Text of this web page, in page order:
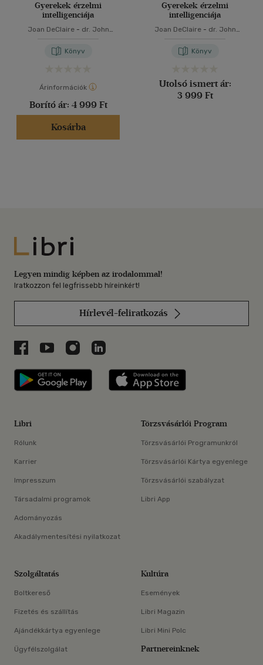
Gyerekek érzelmi
intelligenciája
Joan DeClaire- dr. John
Könyv
Árinformációk
Borító ár: 4 999 Ft
Kosárba
Gyerekek érzelmi
intelligenciája
Joan DeClaire- dr. John
Könyv
Utolsó ismert ár:
3 999 Ft
Libri
Legyen mindig képben az irodalommal!
Iratkozzon fel legfrissebb híreinkért!
Hírlevél-feliratkozás
Libri a Facebookon
Libri a Youtube-on
Libri az Instagramon
Libri a LinkedInen
Libri applikáció Szerezd meg: Google
Libri
Rólunk
Karrier
Impresszum
Társadalmi programok
Adományozás
Akadálymentesítési nyilatkozat
Törzsvásárlói Program
Törzsvásárlói Programunkról
Törzsvásárlói Kártya egyenlege
Törzsvásárlói szabályzat
Libri App
Szolgáltatás
Boltkereső
Fizetés és szállítás
Ajándékkártya egyenlege
Ügyfélszolgálat
Kultúra
Események
Libri Magazin
Libri Mini Polc
Partnereinknek